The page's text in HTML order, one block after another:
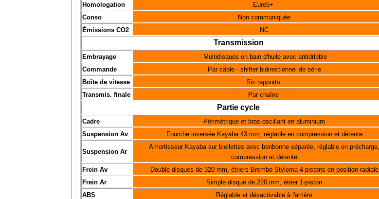
Homologation
Euro5+
Conso
Non communiquée
Émissions CO2
NC
Transmission
Embrayage
Multidisques en bain d'huile avec antidribble
Commande
Par câble - shifter bidirectionnel de série
Boîte de vitesse
Six rapports
Transmis. finale
Par chaîne
Partie cycle
Cadre
Périmétrique et bras-oscillant en aluminium
Suspension Av
Fourche inversée Kayaba 43 mm, réglable en compression et détente
Suspension Ar
Amortisseur Kayaba sur biellettes avec bonbonne séparée, réglable en précharge,
compression et détente
Frein Av
Double disques de 320 mm, étriers Brembo Stylema 4-pistons en position radiale
Frein Ar
Simple disque de 220 mm, étrier 1-piston
ABS
Réglable et désactivable à l'arrière